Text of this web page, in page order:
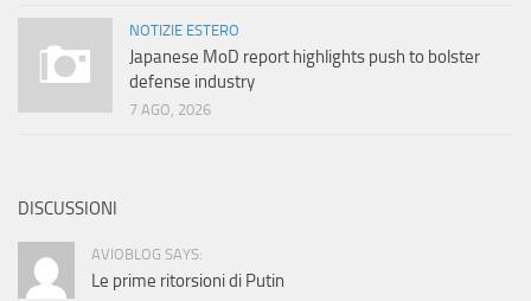
NOTIZIE ESTERO
Japanese MoD report highlights push to bolster
defense industry
7 AGO, 2026
DISCUSSIONI
AVIOBLOG SAYS:
Le prime ritorsioni di Putin